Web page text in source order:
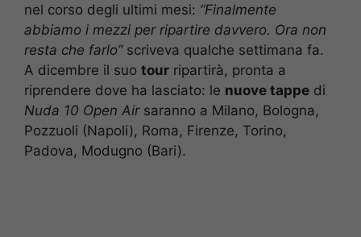
nel corso degli ultimi mesi: “Finalmente
abbiamo i mezzi per ripartire davvero. Ora non
resta che farlo”scriveva qualche settimana fa.
A dicembre il suo tour ripartirà, pronta a
riprendere dove ha lasciato: le nuove tappe di
Nuda 10 Open Airsaranno a Milano, Bologna,
Pozzuoli (Napoli), Roma, Firenze, Torino,
Padova, Modugno (Bari).